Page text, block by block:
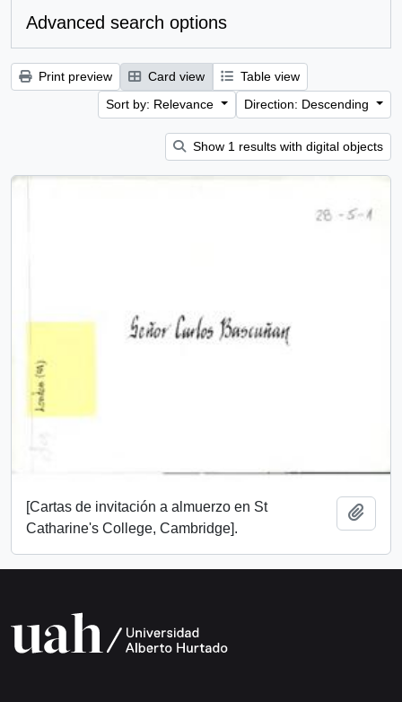
Advanced search options
Print preview Card view
Table view
Sort by: Relevance
Direction: Descending
Show 1 results with digital objects
[Cartas de invitación a almuerzo en St
Catharine's College, Cambridge].